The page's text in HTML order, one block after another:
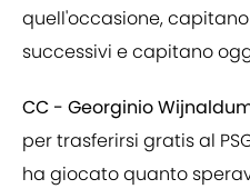
quell'occasione,
successivi e capitano
CC - Georginio
per trasferirsi gratis al
ha giocato quanto